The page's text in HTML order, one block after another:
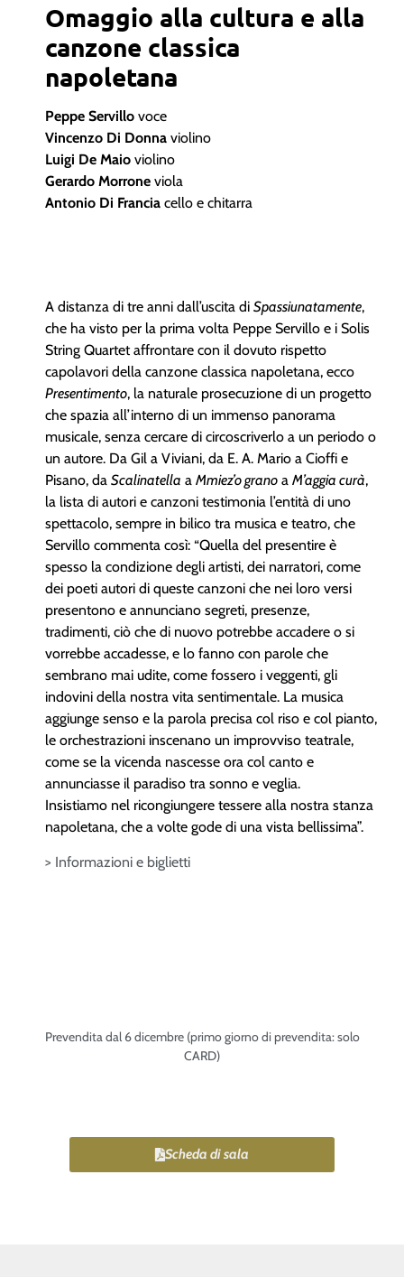
Prevendita dal 6 dicembre (primo giorno di prevendita: solo
CARD)
Scheda di sala
Omaggio alla cultura e alla
canzone classica
napoletana
Peppe Servillo voce
Vincenzo Di Donna violino
Luigi De Maio violino
Gerardo Morrone viola
Antonio Di Francia cello e chitarra
A distanza di tre anni dall’uscita di Spassiunatamente,
che ha visto per la prima volta Peppe Servillo e i Solis
String Quartet affrontare con il dovuto rispetto
capolavori della canzone classica napoletana, ecco
Presentimento, la naturale prosecuzione di un progetto
che spazia all’interno di un immenso panorama
musicale, senza cercare di circoscriverlo a un periodo o
un autore. Da Gil a Viviani, da E. A. Mario a Cioffi e
Pisano, da Scalinatella a Mmiez’o grano a M’aggia curà,
la lista di autori e canzoni testimonia l’entità di uno
spettacolo, sempre in bilico tra musica e teatro, che
Servillo commenta così: “Quella del presentire è
spesso la condizione degli artisti, dei narratori, come
dei poeti autori di queste canzoni che nei loro versi
presentono e annunciano segreti, presenze,
tradimenti, ciò che di nuovo potrebbe accadere o si
vorrebbe accadesse, e lo fanno con parole che
sembrano mai udite, come fossero i veggenti, gli
indovini della nostra vita sentimentale. La musica
aggiunge senso e la parola precisa col riso e col pianto,
le orchestrazioni inscenano un improvviso teatrale,
come se la vicenda nascesse ora col canto e
annunciasse il paradiso tra sonno e veglia.
Insistiamo nel ricongiungere tessere alla nostra stanza
napoletana, che a volte gode di una vista bellissima”.
> Informazioni e biglietti